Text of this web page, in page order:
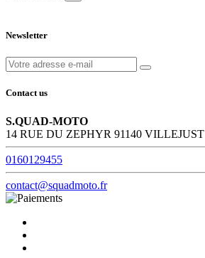
Newsletter
Contact us
S.QUAD-MOTO
14 RUE DU ZEPHYR 91140 VILLEJUST
0160129455
contact@squadmoto.fr